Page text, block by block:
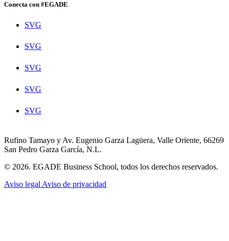
Conecta con #EGADE
SVG
SVG
SVG
SVG
SVG
Rufino Tamayo y Av. Eugenio Garza Lagüera, Valle Oriente, 66269
San Pedro Garza García, N.L.
© 2026. EGADE Business School, todos los derechos reservados.
Aviso legal Aviso de privacidad